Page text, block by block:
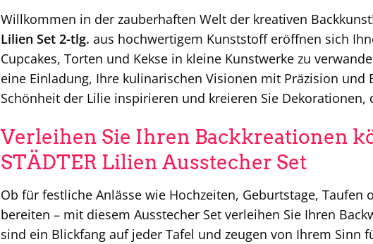
Willkommen in der zauberhaften Welt der kreativen
Lilien Set 2-tlg. aus hochwertigem Kunststoff eröffnen sich
Cupcakes, Torten und Kekse in kleine Kunstwerke zu
eine Einladung, Ihre kulinarischen Visionen mit Präzision und
Schönheit der Lilie inspirieren und kreieren Sie Dekorationen,
Verleihen Sie Ihren Backkreationen
STÄDTER Lilien Ausstecher Set
Ob für festliche Anlässe wie Hochzeiten, Geburtstage,
bereiten – mit diesem Ausstecher Set verleihen Sie Ihren
sind ein Blickfang auf jeder Tafel und zeugen von Ihrem Sinn